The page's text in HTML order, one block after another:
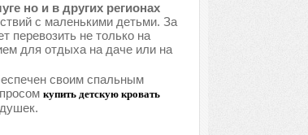
но и в других регионах
с маленькими детьми. За
перевозить не только на
для отдыха на даче или на
своим спальным
купить детскую кровать